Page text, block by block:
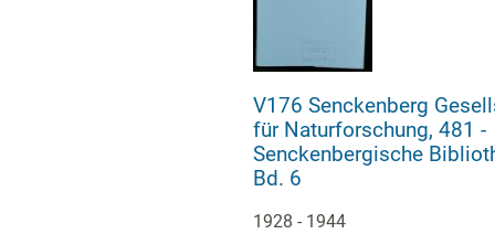
V176 Senckenberg
für Naturforschung, 481 -
Senckenbergische
Bd. 6
1928 - 1944